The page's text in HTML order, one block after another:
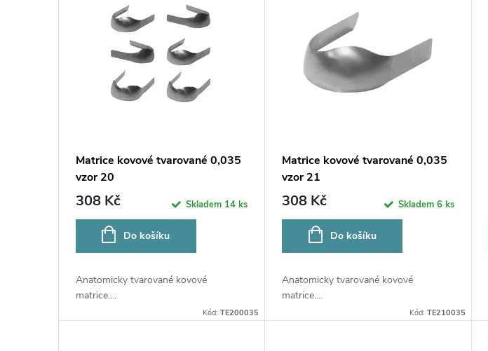
t
k
Matrice kovové tvarované 0,035
vzor 20
308 Kč Skladem 14 ks
Do košíku
Anatomicky tvarované kovové
matrice....
Kód:TE200035
Matrice kovové tvarované 0,035
vzor 21
308 Kč Skladem 6 ks
Do košíku
Anatomicky tvarované kovové
matrice....
Kód: TE210035